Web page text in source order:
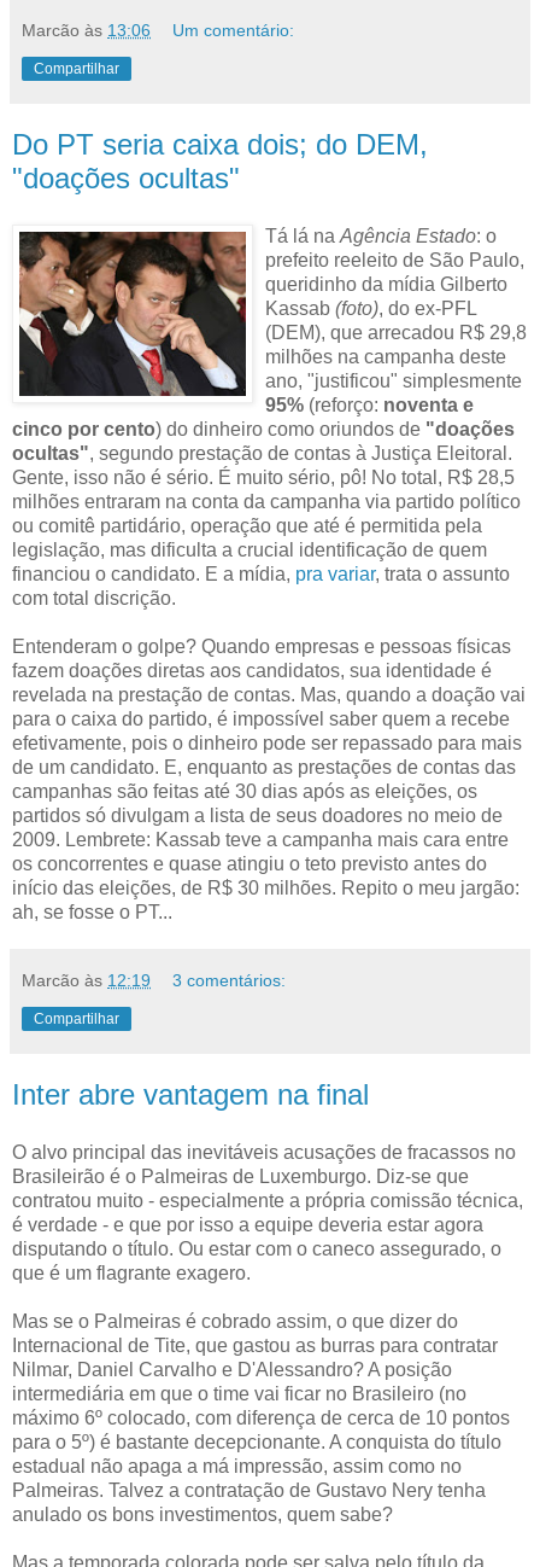
Marcão às 13:06 Um comentário:
Compartilhar
Do PT seria caixa dois; do DEM,
"doações ocultas"
Tá lá na Agência Estado: o
prefeito reeleito de São Paulo,
queridinho da mídia Gilberto
Kassab (foto), do ex-PFL
(DEM), que arrecadou R$ 29,8
milhões na campanha deste
ano, "justificou" simplesmente
95% (reforço: noventa e
cinco por cento) do dinheiro como oriundos de "doações
ocultas", segundo prestação de contas à Justiça Eleitoral.
Gente, isso não é sério. É muito sério, pô! No total, R$ 28,5
milhões entraram na conta da campanha via partido político
ou comitê partidário, operação que até é permitida pela
legislação, mas dificulta a crucial identificação de quem
financiou o candidato. E a mídia, pra variar, trata o assunto
com total discrição.
Entenderam o golpe? Quando empresas e pessoas físicas
fazem doações diretas aos candidatos, sua identidade é
revelada na prestação de contas. Mas, quando a doação vai
para o caixa do partido, é impossível saber quem a recebe
efetivamente, pois o dinheiro pode ser repassado para mais
de um candidato. E, enquanto as prestações de contas das
campanhas são feitas até 30 dias após as eleições, os
partidos só divulgam a lista de seus doadores no meio de
2009. Lembrete: Kassab teve a campanha mais cara entre
os concorrentes e quase atingiu o teto previsto antes do
início das eleições, de R$ 30 milhões. Repito o meu jargão:
ah, se fosse o PT...
Marcão às 12:19 3 comentários:
Compartilhar
Inter abre vantagem na final
O alvo principal das inevitáveis acusações de fracassos no
Brasileirão é o Palmeiras de Luxemburgo. Diz-se que
contratou muito - especialmente a própria comissão técnica,
é verdade - e que por isso a equipe deveria estar agora
disputando o título. Ou estar com o caneco assegurado, o
que é um flagrante exagero.
Mas se o Palmeiras é cobrado assim, o que dizer do
Internacional de Tite, que gastou as burras para contratar
Nilmar, Daniel Carvalho e D'Alessandro? A posição
intermediária em que o time vai ficar no Brasileiro (no
máximo 6º colocado, com diferença de cerca de 10 pontos
para o 5º) é bastante decepcionante. A conquista do título
estadual não apaga a má impressão, assim como no
Palmeiras. Talvez a contratação de Gustavo Nery tenha
anulado os bons investimentos, quem sabe?
Mas a temporada colorada pode ser salva pelo título da